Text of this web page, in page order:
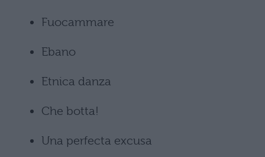
Fuocammare
Ebano
Etnica danza
Che botta!
Una perfecta excusa